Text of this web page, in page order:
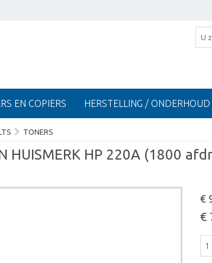
EN COPIERS HERSTELLING / ONDERHOUD
TONERS
HUISMERK HP 220A (1800
€
€